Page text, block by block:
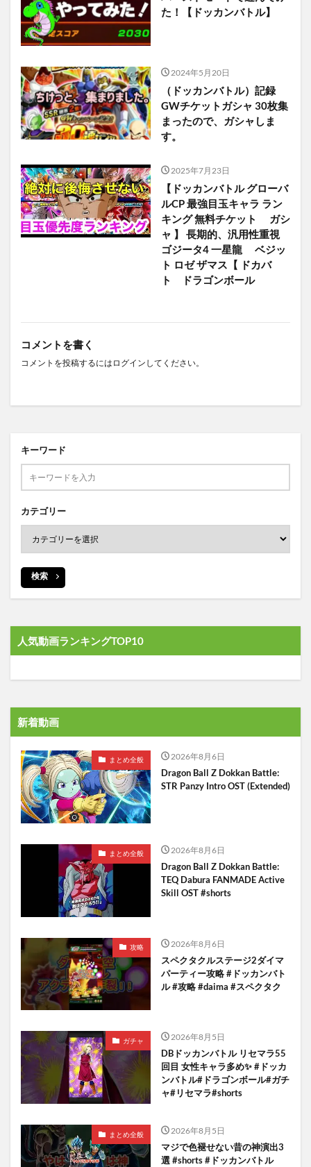
た！【ドッカンバトル】
2024年5月20日
（ドッカンバトル）記録
GWチケットガシャ 30枚集
まったので、ガシャしま
す。
2025年7月23日
【ドッカンバトル グローバ
ルCP 最強目玉キャラ ラン
キング 無料チケット ガシ
ャ 】 長期的、汎用性重視
ゴジータ4 一星龍 ベジッ
ト ロゼ ザマス【 ドカバ
ト ドラゴンボール
コメントを書く
コメントを投稿するには ログイン してください。
キーワード
カテゴリー
検索
人気動画ランキングTOP10
新着動画
まとめ全般 2026年8月6日
Dragon Ball Z Dokkan Battle:
STR Panzy Intro OST (Extended)
まとめ全般 2026年8月6日
Dragon Ball Z Dokkan Battle:
TEQ Dabura FANMADE Active
Skill OST #shorts
攻略 2026年8月6日
スペクタクルステージ2ダイマ
パーティー攻略 #ドッカンバト
ル #攻略 #daima #スペクタク
ガチャ 2026年8月5日
DBドッカンバトル リセマラ55
回目 女性キャラ多め✨️ #ドッカ
ンバトル#ドラゴンボール#ガチ
ャ#リセマラ#shorts
まとめ全般 2026年8月5日
マジで色褪せない昔の神演出3
選 #shorts #ドッカンバトル